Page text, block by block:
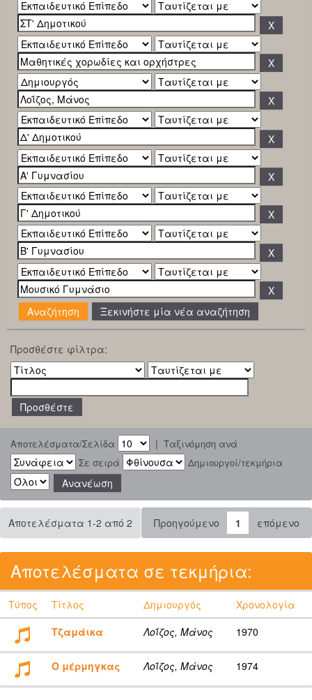
Ξεκινήστε μία νέα αναζήτηση
Προσθέστε φίλτρα:
Αποτελέσματα/Σελίδα | Ταξινόμηση ανά
Σε σειρά
Δημιουργοί/τεκμήρια
Αποτελέσματα 1-2 από 2 Προηγούμενο 1 επόμενο
Αποτελέσματα σε τεκμήρια:
Τύπος Τίτλος Δημιουργός
Χρονολογία
Τζαμάικα
Λοΐζος, Μάνος 1970
Ο μέρμηγκας Λοΐζος, Μάνος 1974